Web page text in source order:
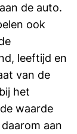
de auto.
ook
leeftijd en
van de
het
waarde
aan